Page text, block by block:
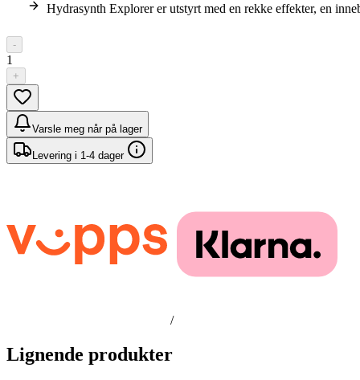
Hydrasynth Explorer er utstyrt med en rekke effekter, en
-
1
+
Varsle meg når på lager
Levering i 1-4 dager
/
Lignende produkter